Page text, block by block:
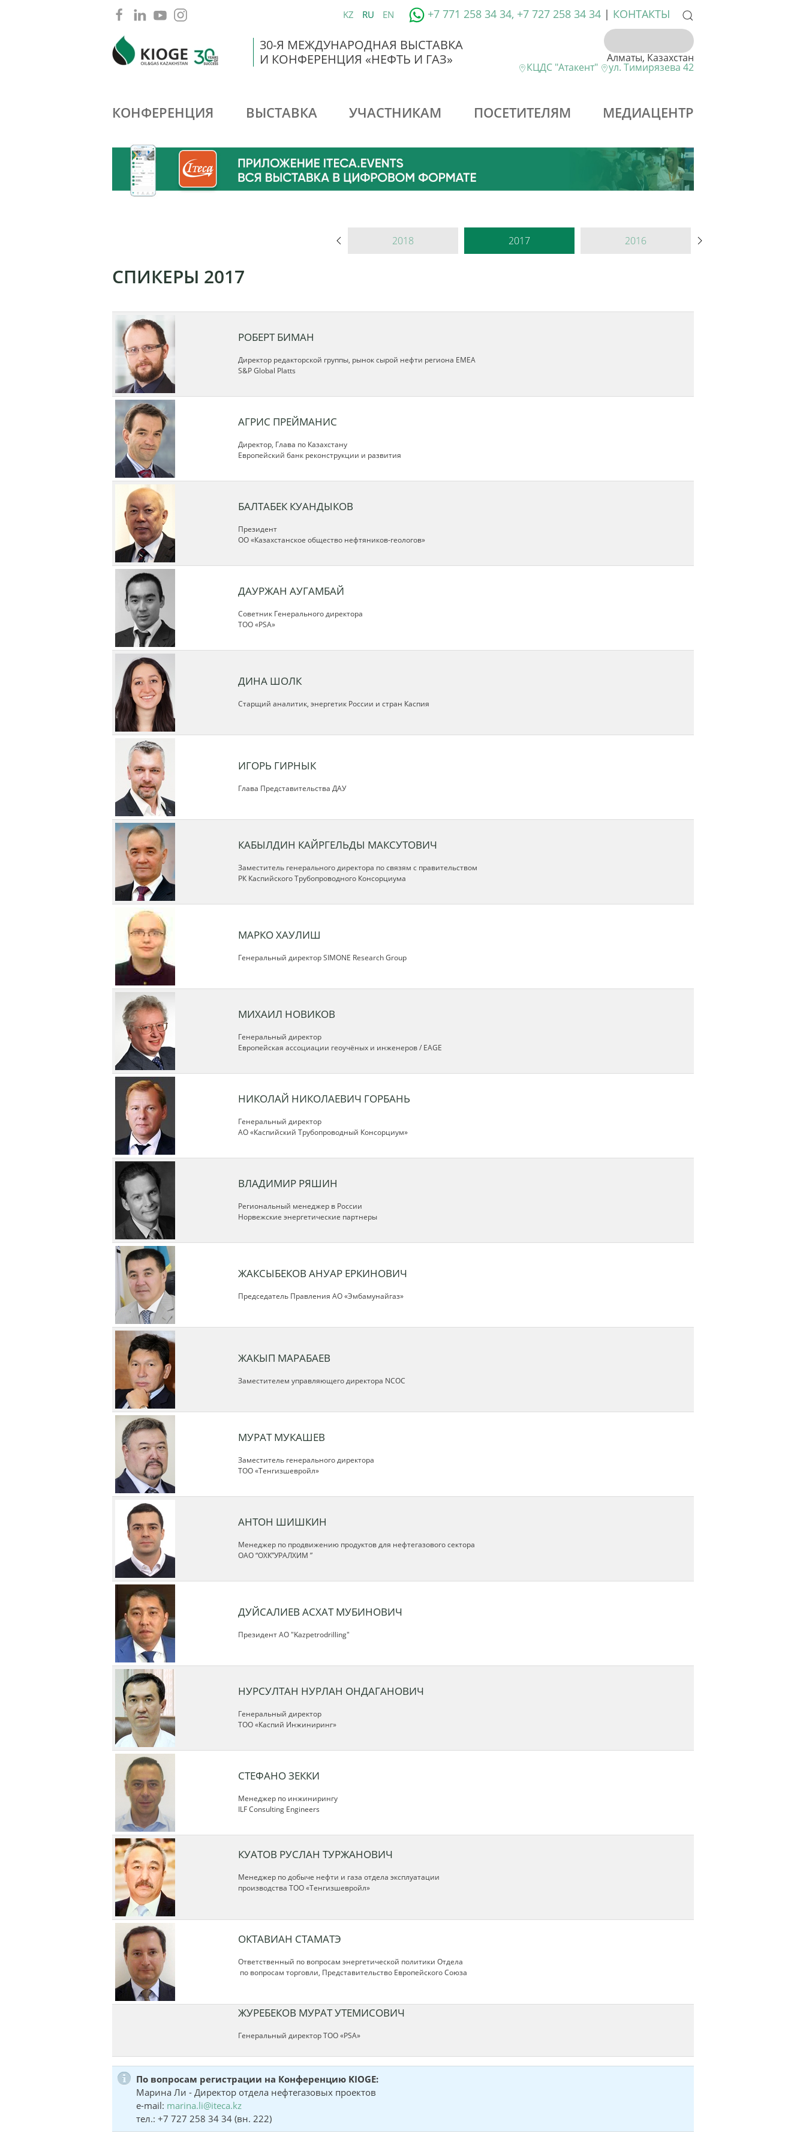
KZ RU EN +7 771 258 34 34, +7 727 258 34 34 | КОНТАКТЫ
30-Я МЕЖДУНАРОДНАЯ ВЫСТАВКА
И КОНФЕРЕНЦИЯ «НЕФТЬ И ГАЗ»
Алматы, Казахстан
КЦДС "Атакент" ул. Тимирязева 42
КОНФЕРЕНЦИЯ ВЫСТАВКА УЧАСТНИКАМ ПОСЕТИТЕЛЯМ МЕДИАЦЕНТР
2018 2017 2016
СПИКЕРЫ 2017
РОБЕРТ БИМАН
Директор редакторской группы, рынок сырой нефти региона EMEA
S&P Global Platts
АГРИС ПРЕЙМАНИС
Директор, Глава по Казахстану
Европейский банк реконструкции и развития
БАЛТАБЕК КУАНДЫКОВ
Президент
ОО «Казахстанское общество нефтяников-геологов»
ДАУРЖАН АУГАМБАЙ
Советник Генерального директора
ТОО «PSA»
ДИНА ШОЛК
Старщий аналитик, энергетик России и стран Каспия
ИГОРЬ ГИРНЫК
Глава Представительства ДАУ
КАБЫЛДИН КАЙРГЕЛЬДЫ МАКСУТОВИЧ
Заместитель генерального директора по связям с правительством
РК Каспийского Трубопроводного Консорциума
МАРКО ХАУЛИШ
Генеральный директор SIMONE Research Group
МИХАИЛ НОВИКОВ
Генеральный директор
Европейская ассоциации геоучёных и инженеров / EAGE
НИКОЛАЙ НИКОЛАЕВИЧ ГОРБАНЬ
Генеральный директор
АО «Каспийский Трубопроводный Консорциум»
ВЛАДИМИР РЯШИН
Региональный менеджер в России
Норвежские энергетические партнеры
ЖАКСЫБЕКОВ АНУАР ЕРКИНОВИЧ
Председатель Правления АО «Эмбамунайгаз»
ЖАКЫП МАРАБАЕВ
Заместителем управляющего директора NCOC
МУРАТ МУКАШЕВ
Заместитель генерального директора
ТОО «Тенгизшевройл»
АНТОН ШИШКИН
Менеджер по продвижению продуктов для нефтегазового сектора
ОАО “ОХК”УРАЛХИМ ”
ДУЙСАЛИЕВ АСХАТ МУБИНОВИЧ
Президент АО "Kazpetrodrilling"
НУРСУЛТАН НУРЛАН ОНДАГАНОВИЧ
Генеральный директор
ТОО «Каспий Инжиниринг»
СТЕФАНО ЗЕККИ
Менеджер по инжинирингу
ILF Consulting Engineers
КУАТОВ РУСЛАН ТУРЖАНОВИЧ
Менеджер по добыче нефти и газа отдела эксплуатации
производства ТОО «Тенгизшевройл»
ОКТАВИАН СТАМАТЭ
Ответственный по вопросaм энергетической политики Отдела
по вопросам торговли, Представительство Европейского Союза
ЖУРЕБЕКОВ МУРАТ УТЕМИСОВИЧ
Генеральный директор ТОО «PSA»
По вопросам регистрации на Конференцию KIOGE:
Марина Ли - Директор отдела нефтегазовых проектов
e-mail: marina.li@iteca.kz
тел.: +7 727 258 34 34 (вн. 222)